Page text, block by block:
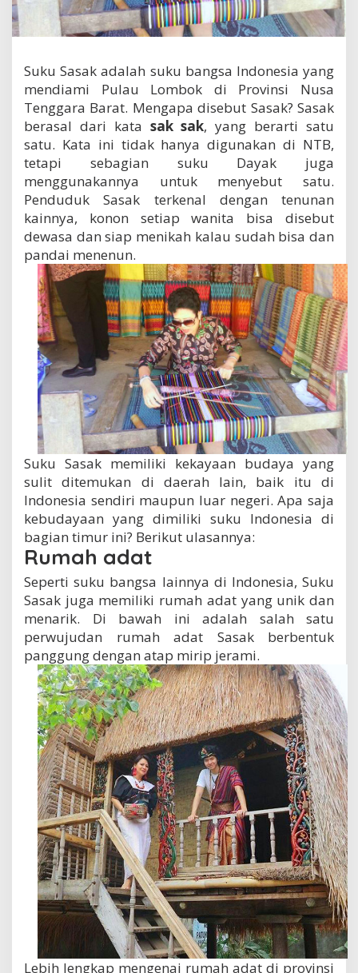
g
K
a
a
u
d
a
Suku Sasak adalah suku bangsa Indonesia yang
mendiami Pulau Lombok di Provinsi Nusa
Tenggara Barat. Mengapa disebut Sasak? Sasak
berasal dari kata sak sak, yang berarti satu
satu. Kata ini tidak hanya digunakan di NTB,
tetapi sebagian suku Dayak juga
menggunakannya untuk menyebut satu.
Penduduk Sasak terkenal dengan tenunan
kainnya, konon setiap wanita bisa disebut
dewasa dan siap menikah kalau sudah bisa dan
pandai menenun.
Suku Sasak memiliki kekayaan budaya yang
sulit ditemukan di daerah lain, baik itu di
Indonesia sendiri maupun luar negeri. Apa saja
kebudayaan yang dimiliki suku Indonesia di
bagian timur ini? Berikut ulasannya:
Rumah adat
Seperti suku bangsa lainnya di Indonesia, Suku
Sasak juga memiliki rumah adat yang unik dan
menarik. Di bawah ini adalah salah satu
perwujudan rumah adat Sasak berbentuk
panggung dengan atap mirip jerami.
Lebih lengkap mengenai rumah adat di provinsi